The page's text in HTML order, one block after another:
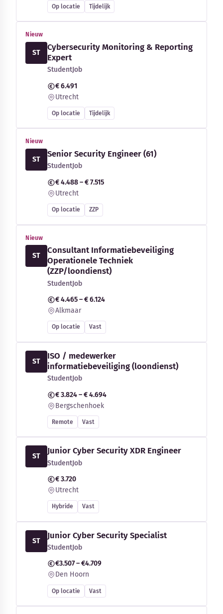
Op locatie Tijdelijk
Nieuw
ST
Cybersecurity Monitoring & Reporting
Expert
StudentJob
€ 6.491
Utrecht
Op locatie Tijdelijk
Nieuw
ST
Senior Security Engineer (61)
StudentJob
€ 4.488 – € 7.515
Utrecht
Op locatie ZZP
Nieuw
ST
Consultant Informatiebeveiliging
Operationele Techniek
(ZZP/loondienst)
StudentJob
€ 4.465 – € 6.124
Alkmaar
Op locatie Vast
ST
ISO / medewerker
informatiebeveiliging (loondienst)
StudentJob
€ 3.824 – € 4.694
Bergschenhoek
Remote Vast
ST
Junior Cyber Security XDR Engineer
StudentJob
€ 3.720
Utrecht
Hybride Vast
ST
Junior Cyber Security Specialist
StudentJob
€3.507 – €4.709
Den Hoorn
Op locatie Vast